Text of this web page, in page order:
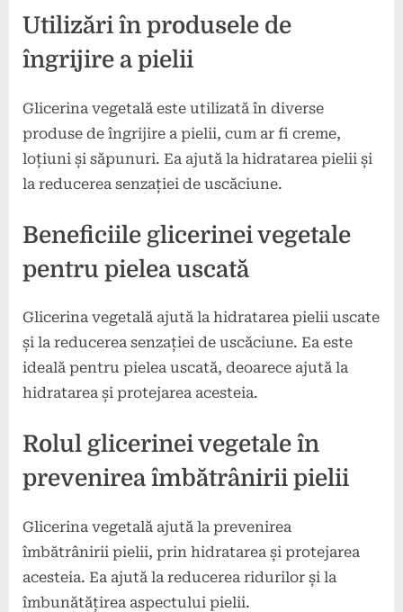
Utilizări în produsele de
îngrijire a pielii
Glicerina vegetală este utilizată în diverse
produse de îngrijire a pielii, cum ar fi creme,
loțiuni și săpunuri. Ea ajută la hidratarea pielii și
la reducerea senzației de uscăciune.
Beneficiile glicerinei vegetale
pentru pielea uscată
Glicerina vegetală ajută la hidratarea pielii uscate
și la reducerea senzației de uscăciune. Ea este
ideală pentru pielea uscată, deoarece ajută la
hidratarea și protejarea acesteia.
Rolul glicerinei vegetale în
prevenirea îmbătrânirii pielii
Glicerina vegetală ajută la prevenirea
îmbătrânirii pielii, prin hidratarea și protejarea
acesteia. Ea ajută la reducerea ridurilor și la
îmbunătățirea aspectului pielii.